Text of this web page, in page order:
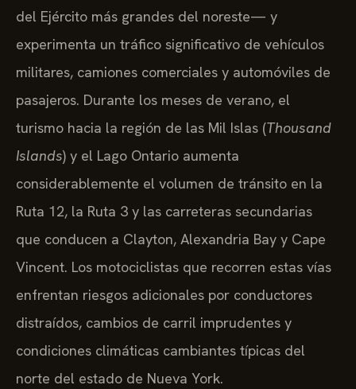
del Ejército más grandes del noreste— y
experimenta un tráfico significativo de vehículos
militares, camiones comerciales y automóviles de
pasajeros. Durante los meses de verano, el
turismo hacia la región de las Mil Islas (Thousand
Islands) y el Lago Ontario aumenta
considerablemente el volumen de tránsito en la
Ruta 12, la Ruta 3 y las carreteras secundarias
que conducen a Clayton, Alexandria Bay y Cape
Vincent. Los motociclistas que recorren estas vías
enfrentan riesgos adicionales por conductores
distraídos, cambios de carril imprudentes y
condiciones climáticas cambiantes típicas del
norte del estado de Nueva York.